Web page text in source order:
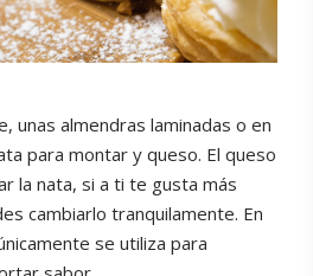
unas almendras laminadas o en
para montar y queso. El queso
la nata, si a ti te gusta más
cambiarlo tranquilamente. En
se utiliza para